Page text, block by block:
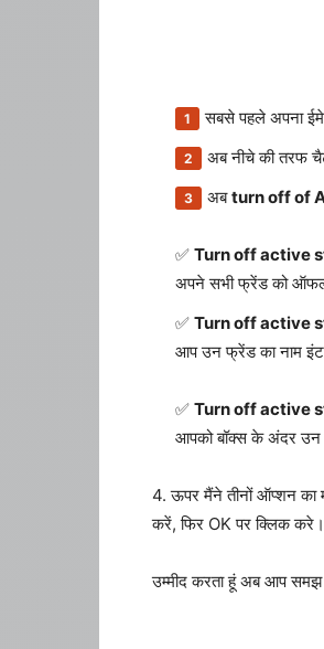
सबसे पहले अपना
अब नीचे की तरफ
अबturn off of
Turn off active
अपने सभी फ्रेंड को
Turn off active
आप उन फ्रेंड का नाम
Turn off active
आपको बॉक्स के अंदर उन
4. ऊपर मैंने तीनों ऑप्शन का
करें, फिर OK पर क्लिक करे।
उम्मीद करता हूं अब आप